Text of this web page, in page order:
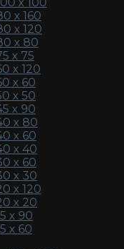
x 160
x 120
x 80
x 75
x 120
x 60
x 50
x 90
x 80
x 60
x 40
x 60
x 30
x 120
x 20
x 90
x 60